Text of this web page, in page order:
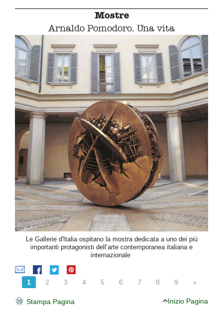
Mostre
Arnaldo Pomodoro. Una vita
Le Gallerie d'Italia ospitano la mostra dedicata a uno dei più
importanti protagonisti dell’arte contemporanea italiana e
internazionale
1 2 3 4 5 6 7 8 9 »
Stampa Pagina Inizio Pagina